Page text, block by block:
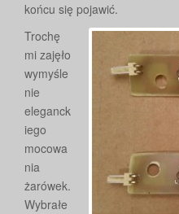
końcu się pojawić.
Trochę
mi zajęło
wymyśle
nie
eleganck
iego
mocowa
nia
żarówek.
Wybrałe